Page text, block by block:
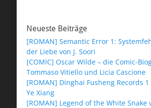
Neueste Beiträge
[ROMAN] Semantic Error 1:
der Liebe von J. Soori
[COMIC] Oscar Wilde – die Comic-
Tommaso Vitiello und Licia Cascione
[ROMAN] Dinghai Fusheng Records 1
Ye Xiang
[ROMAN] Legend of the White Snake